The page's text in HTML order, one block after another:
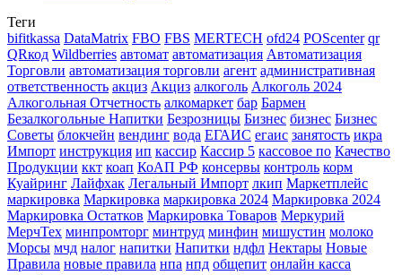
Теги
bifitkassa DataMatrix FBO FBS MERTECH ofd24 POScenter qr
QRкод Wildberries автомат автоматизация Автоматизация
Торговли автоматизация торговли агент административная
ответственность акциз Акциз алкоголь Алкоголь 2024
Алкогольная Отчетность алкомаркет бар Бармен
Безалкогольные Напитки Безрозницы Бизнес бизнес Бизнес
Советы блокчейн вендинг вода ЕГАИС егаис занятость икра
Импорт инструкция ип кассир Кассир 5 кассовое по Качество
Продукции ккт коап КоАП РФ консервы контроль корм
Куайринг Лайфхак Легальный Импорт лкип Маркетплейс
маркировка Маркировка маркировка 2024 Маркировка 2024
Маркировка Остатков Маркировка Товаров Меркурий
МерчТех минпромторг минтруд минфин мишустин молоко
Морсы мчд налог напитки Напитки ндфл Нектары Новые
Правила новые правила нпа нпд общепит онлайн касса